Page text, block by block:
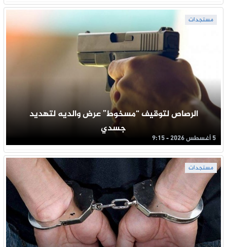
مستجدات
الرصاص لتوقيف “مسخوط” عرض والديه لتهديد
جسدي
5 أغسطس 2026 - 9:15
مستجدات